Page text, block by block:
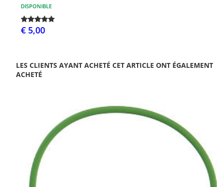
DISPONIBLE
€ 5,00
LES CLIENTS AYANT ACHETÉ CET ARTICLE ONT ÉGALEMENT
ACHETÉ